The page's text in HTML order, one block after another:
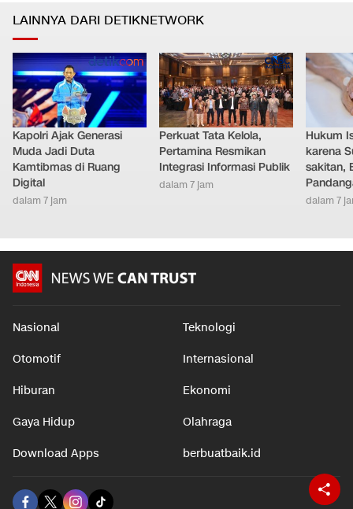
LAINNYA DARI DETIKNETWORK
Kapolri Ajak Generasi
Muda Jadi Duta
Kamtibmas di Ruang
Digital
dalam 7 jam
Perkuat Tata Kelola,
Pertamina Resmikan
Integrasi Informasi Publik
dalam 7 jam
Hukum
karena
sakitan,
dalam 7
Nasional Teknologi
Otomotif Internasional
Hiburan Ekonomi
Gaya Hidup Olahraga
Download Apps berbuatbaik.id